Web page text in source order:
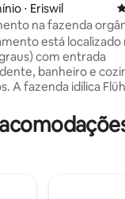
de 5, 424
⋅ Eriswil
na fazenda
está
com entrada
banheiro e
A fazenda idílica
na paisagem
do vale Emmental.
casa. No inverno, a